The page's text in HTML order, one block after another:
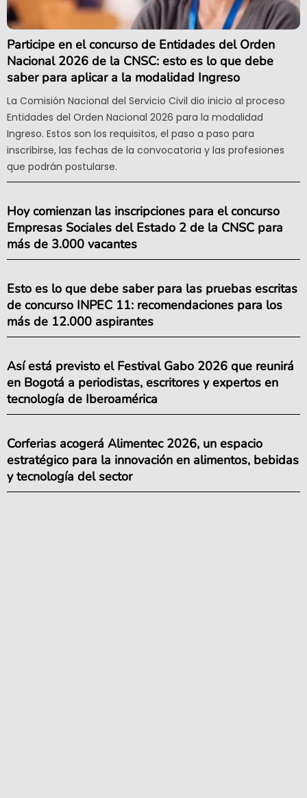
Participe en el concurso de Entidades del Orden
Nacional 2026 de la CNSC: esto es lo que debe
saber para aplicar a la modalidad Ingreso
La Comisión Nacional del Servicio Civil dio inicio al proceso
Entidades del Orden Nacional 2026 para la modalidad
Ingreso. Estos son los requisitos, el paso a paso para
inscribirse, las fechas de la convocatoria y las profesiones
que podrán postularse.
Hoy comienzan las inscripciones para el concurso
Empresas Sociales del Estado 2 de la CNSC para
más de 3.000 vacantes
Esto es lo que debe saber para las pruebas escritas
de concurso INPEC 11: recomendaciones para los
más de 12.000 aspirantes
Así está previsto el Festival Gabo 2026 que reunirá
en Bogotá a periodistas, escritores y expertos en
tecnología de Iberoamérica
Corferias acogerá Alimentec 2026, un espacio
estratégico para la innovación en alimentos, bebidas
y tecnología del sector